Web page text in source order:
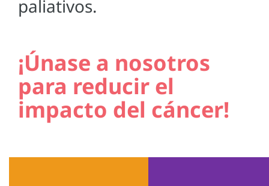
paliativos.
¡Únase a nosotros
para reducir el
impacto del cáncer!